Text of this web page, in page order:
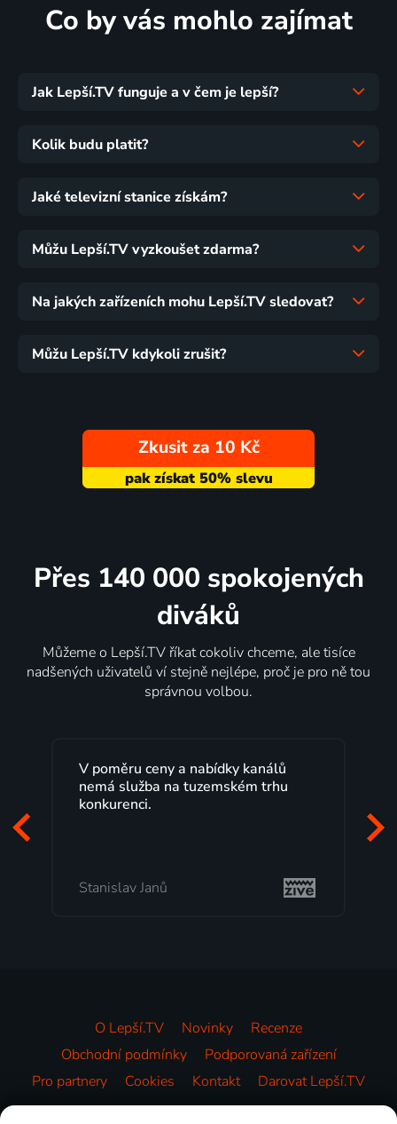
Co by vás mohlo zajímat
Jak Lepší.TV funguje a v čem je lepší?
Kolik budu platit?
Jaké televizní stanice získám?
Můžu Lepší.TV vyzkoušet zdarma?
Na jakých zařízeních mohu Lepší.TV sledovat?
Můžu Lepší.TV kdykoli zrušit?
Zkusit za 10 Kč
Přes 140 000 spokojených
diváků
Můžeme o Lepší.TV říkat cokoliv chceme, ale tisíce
nadšených uživatelů ví stejně nejlépe, proč je pro ně tou
správnou volbou.
V poměru ceny a nabídky kanálů
nemá služba na tuzemském trhu
konkurenci.
Stanislav Janů
začátek
mi
O Lepší.TV Novinky
Recenze
Obchodní podmínky
Podporovaná zařízení
Pro partnery
Cookies Kontakt Darovat Lepší.TV